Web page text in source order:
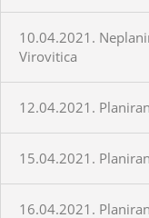
10.04.2021.
Virovitica
12.04.2021.
15.04.2021.
16.04.2021.